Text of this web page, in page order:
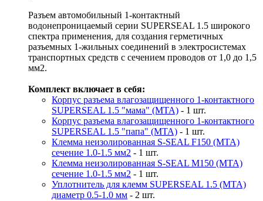
Разъем автомобильный 1-контактный
водонепроницаемый серии SUPERSEAL 1.5 широкого
спектра применения, для создания герметичных
разъемных 1-жильных соединений в электросистемах
транспортных средств с сечением проводов от 1,0 до 1,5
мм2.
Комплект включает в себя:
Корпус разъема влагозащищенного 1-контактного
SUPERSEAL 1.5 "мама" (MTA) - 1 шт.
Корпус разъема влагозащищенного 1-контактного
SUPERSEAL 1.5 "папа" (MTA) - 1 шт.
Клемма неизолированная S-SEAL F150 (MTA)
сечение 1.0-1.5 мм2 - 1 шт.
Клемма неизолированная S-SEAL M150 (MTA)
сечение 1.0-1.5 мм2 - 1 шт.
Уплотнитель для клемм SUPERSEAL 1.5 (MTA)
диаметр 0.5-1.0 мм - 2 шт.